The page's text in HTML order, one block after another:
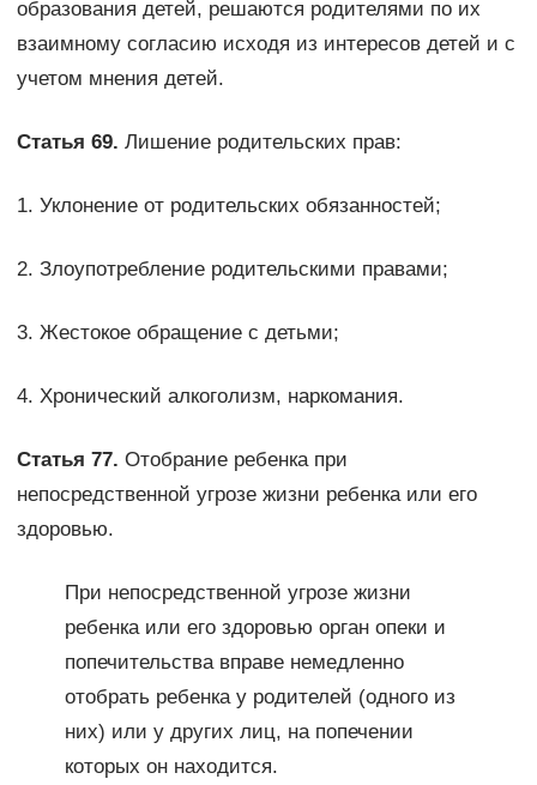
образования детей, решаются родителями по их
взаимному согласию исходя из интересов детей и с
учетом мнения детей.
Статья 69. Лишение родительских прав:
1. Уклонение от родительских обязанностей;
2. Злоупотребление родительскими правами;
3. Жестокое обращение с детьми;
4. Хронический алкоголизм, наркомания.
Статья 77. Отобрание ребенка при
непосредственной угрозе жизни ребенка или его
здоровью.
При непосредственной угрозе жизни
ребенка или его здоровью орган опеки и
попечительства вправе немедленно
отобрать ребенка у родителей (одного из
них) или у других лиц, на попечении
которых он находится.